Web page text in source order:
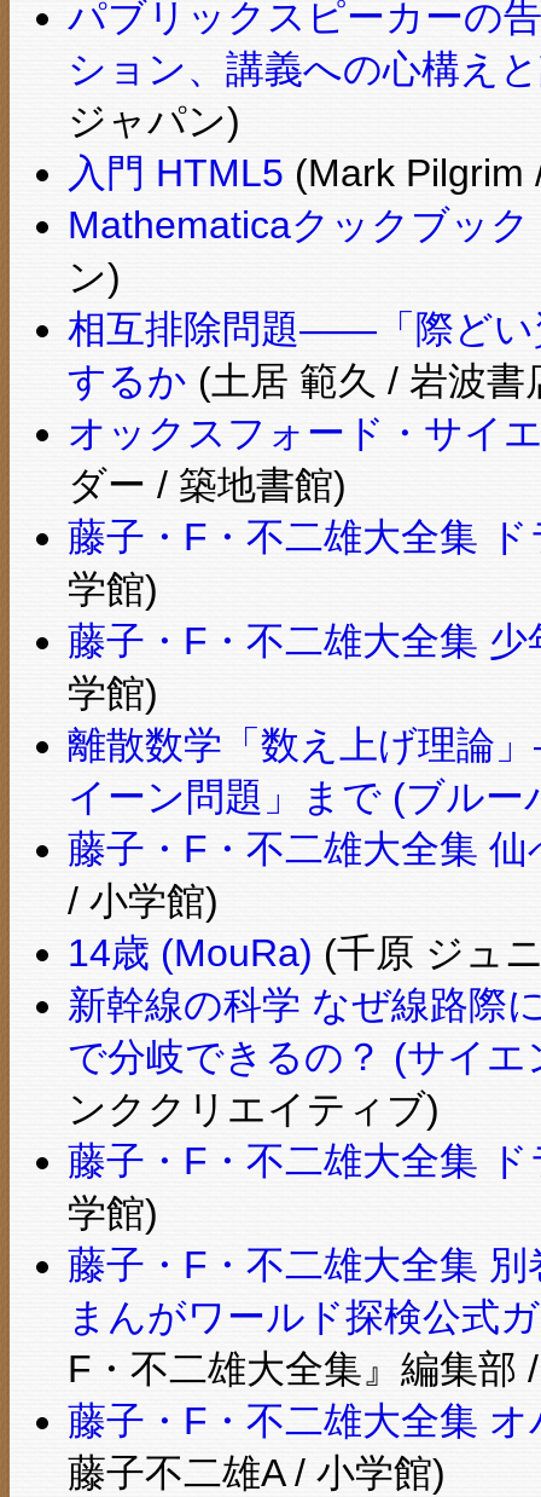
パブリックスピーカーの
ション、講義への心構え
ジャパン)
入門 HTML5 (Mark
Mathematicaクックブック
ン)
相互排除問題――「際どい
するか (土居 範久 / 岩波書
オックスフォード・サイ
ダー / 築地書館)
藤子・F・不二雄大全集
学館)
藤子・F・不二雄大全集
学館)
離散数学「数え上げ理論
イーン問題」まで (ブルー
藤子・F・不二雄大全集 仙
/ 小学館)
14歳 (MouRa) (千原 ジュ
新幹線の科学 なぜ線路際
で分岐できるの？ (サイエ
ンククリエイティブ)
藤子・F・不二雄大全集
学館)
藤子・F・不二雄大全集
まんがワールド探検公式
F・不二雄大全集』編集部
藤子・F・不二雄大全集
藤子不二雄A / 小学館)